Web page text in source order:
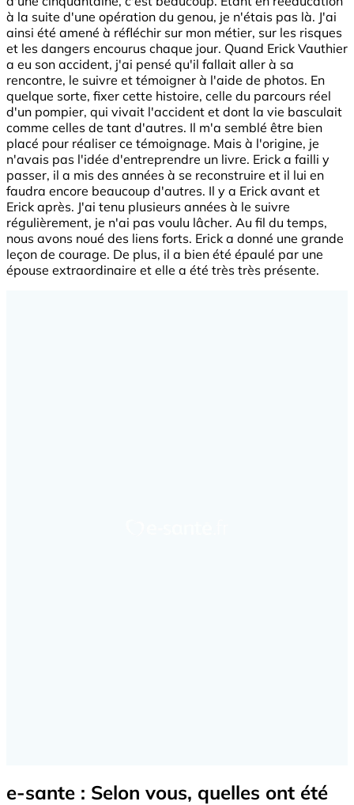
à la suite d'une opération du genou, je n'étais pas là. J'ai
ainsi été amené à réfléchir sur mon métier, sur les risques
et les dangers encourus chaque jour. Quand Erick Vauthier
a eu son accident, j'ai pensé qu'il fallait aller à sa
rencontre, le suivre et témoigner à l'aide de photos. En
quelque sorte, fixer cette histoire, celle du parcours réel
d'un pompier, qui vivait l'accident et dont la vie basculait
comme celles de tant d'autres. Il m'a semblé être bien
placé pour réaliser ce témoignage. Mais à l'origine, je
n'avais pas l'idée d'entreprendre un livre. Erick a failli y
passer, il a mis des années à se reconstruire et il lui en
faudra encore beaucoup d'autres. Il y a Erick avant et
Erick après. J'ai tenu plusieurs années à le suivre
régulièrement, je n'ai pas voulu lâcher. Au fil du temps,
nous avons noué des liens forts. Erick a donné une grande
leçon de courage. De plus, il a bien été épaulé par une
épouse extraordinaire et elle a été très très présente.
e-sante : Selon vous, quelles ont été